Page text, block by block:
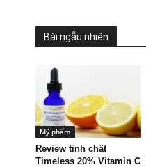
Bài ngẫu nhiên
Mỹ phẩm
Review tinh chất
Timeless 20% Vitamin C